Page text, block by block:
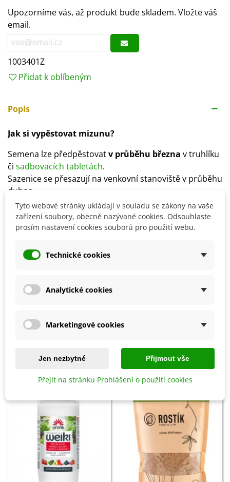
Upozorníme vás, až produkt bude skladem. Vložte váš
email.
1003401Z
Přidat k oblíbeným
Popis
Jak si vypěstovat mizunu?
Semena lze předpěstovatv průběhu března v truhlíku
či sadbovacích tabletách.
Sazenice se přesazují na venkovní stanoviště v průběhu
dubna.
Hloubka výsevu je3 mm.
Ideální spon je30 x 50 cm.
Stanoviště volímeslunečné či polostinné.
Je nutná pravidelná zálivka
celoročně doma.
Detaily produktu
SOUVISEJÍCÍ PRODUKTY
Tyto webové stránky ukládají v souladu se zákony na vaše
zařízení soubory, obecně nazývané cookies. Odsouhlaste
prosím nastavení cookies souborů pro použití webu.
Technické cookies
Analytické cookies
Marketingové cookies
Jen nezbytné Přijmout vše
Přejít na stránku Prohlášení o použití cookies